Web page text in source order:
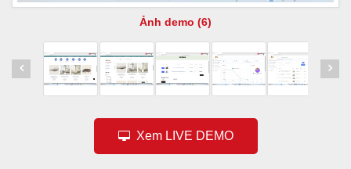
Ảnh demo (6)
Xem LIVE DEMO